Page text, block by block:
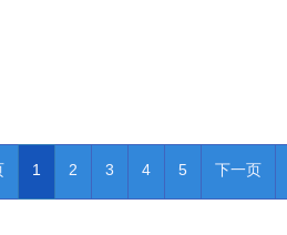
1 2 3 4 5 下一页